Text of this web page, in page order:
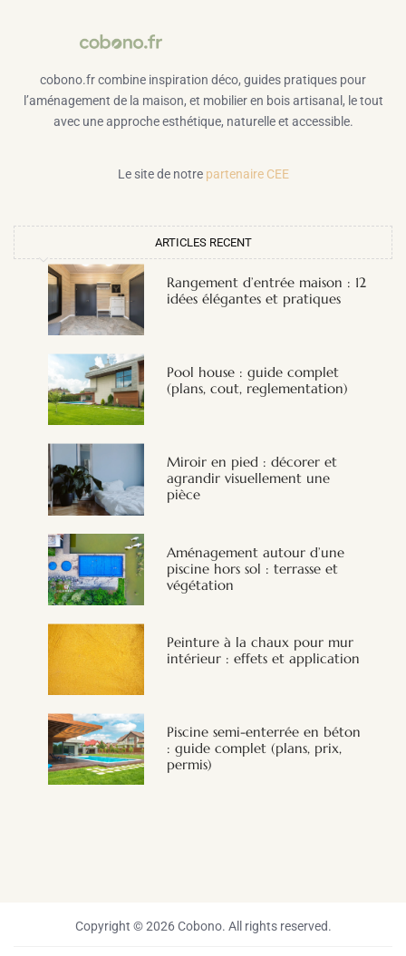
cobono.fr combine inspiration déco, guides pratiques pour
l’aménagement de la maison, et mobilier en bois artisanal, le tout
avec une approche esthétique, naturelle et accessible.
Le site de notre partenaire CEE
ARTICLES RECENT
Rangement d’entrée maison : 12
idées élégantes et pratiques
Pool house : guide complet
(plans, cout, reglementation)
Miroir en pied : décorer et
agrandir visuellement une
pièce
Aménagement autour d’une
piscine hors sol : terrasse et
végétation
Peinture à la chaux pour mur
intérieur : effets et application
Piscine semi-enterrée en béton
: guide complet (plans, prix,
permis)
Copyright © 2026 Cobono. All rights reserved.